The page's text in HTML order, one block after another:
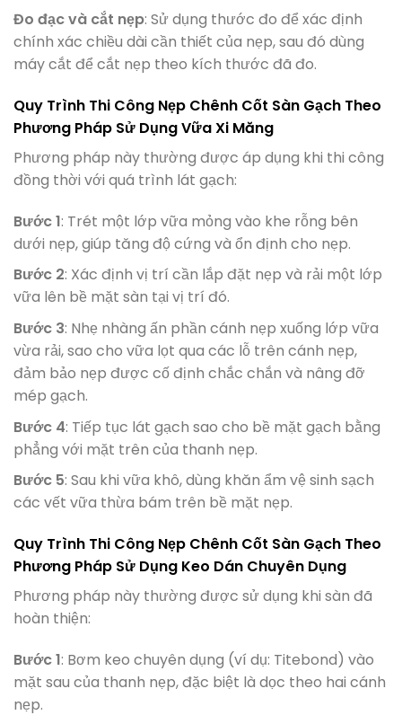
Đo đạc và cắt nẹp: Sử dụng thước đo để xác định
chính xác chiều dài cần thiết của nẹp, sau đó dùng
máy cắt để cắt nẹp theo kích thước đã đo.
Quy Trình Thi Công Nẹp Chênh Cốt Sàn Gạch Theo
Phương Pháp Sử Dụng Vữa Xi Măng
Phương pháp này thường được áp dụng khi thi công
đồng thời với quá trình lát gạch:
Bước 1: Trét một lớp vữa mỏng vào khe rỗng bên
dưới nẹp, giúp tăng độ cứng và ổn định cho nẹp.
Bước 2: Xác định vị trí cần lắp đặt nẹp và rải một lớp
vữa lên bề mặt sàn tại vị trí đó.
Bước 3: Nhẹ nhàng ấn phần cánh nẹp xuống lớp vữa
vừa rải, sao cho vữa lọt qua các lỗ trên cánh nẹp,
đảm bảo nẹp được cố định chắc chắn và nâng đỡ
mép gạch.
Bước 4: Tiếp tục lát gạch sao cho bề mặt gạch bằng
phẳng với mặt trên của thanh nẹp.
Bước 5: Sau khi vữa khô, dùng khăn ẩm vệ sinh sạch
các vết vữa thừa bám trên bề mặt nẹp.
Quy Trình Thi Công Nẹp Chênh Cốt Sàn Gạch Theo
Phương Pháp Sử Dụng Keo Dán Chuyên Dụng
Phương pháp này thường được sử dụng khi sàn đã
hoàn thiện:
Bước 1: Bơm keo chuyên dụng (ví dụ: Titebond) vào
mặt sau của thanh nẹp, đặc biệt là dọc theo hai cánh
nẹp.